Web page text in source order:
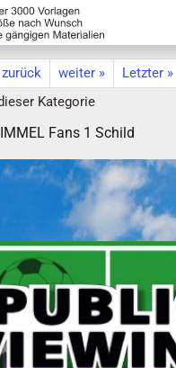
zurück weiter »
Letzter »
Kategorie
Fans 1 Schild